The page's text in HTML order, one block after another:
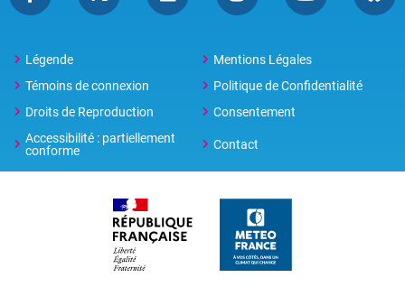
Légende
Mentions Légales
Témoins de connexion
Politique de Confidentialité
Droits de Reproduction
Consentement
Accessibilité : partiellement
conforme
Contact